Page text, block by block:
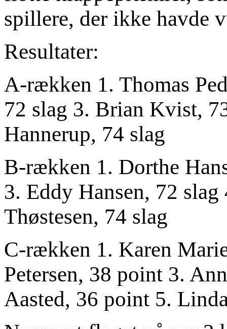
spillere, der ikke havde
Resultater:
A-rækken 1. Thomas
72 slag 3. Brian Kvist,
Hannerup, 74 slag
B-rækken 1. Dorthe
3. Eddy Hansen, 72
Thøstesen, 74 slag
C-rækken 1. Karen
Petersen, 38 point 3.
Aasted, 36 point 5.